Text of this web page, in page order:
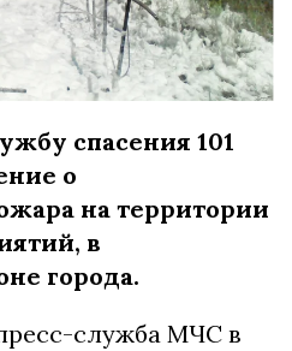
спасения 101
о
на территории
в
города.
служба МЧС в